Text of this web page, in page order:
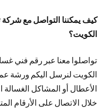
كيف يمكننا التواصل مع
الكويت؟
تواصلوا معنا عبر رقم فني
الكويت لنرسل اليكم ورشة
الأعطال أو المشاكل الغسالة
خلال الاتصال على الأرقام